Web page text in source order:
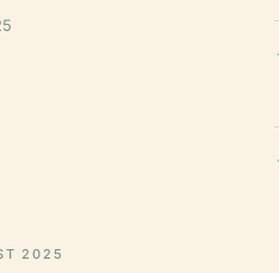
2025